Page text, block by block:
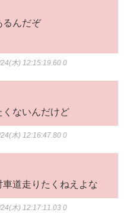
るんだぞ
24(木) 12:15:19.60 0
くないんだけど
24(木) 12:16:47.80 0
道走りたくねえよな
24(木) 12:17:11.03 0